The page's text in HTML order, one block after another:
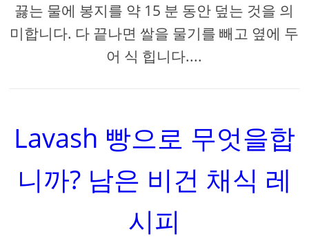
끓는 물에 봉지를 약 15 분 동안 덮는 것을 의
미합니다. 다 끝나면 쌀을 물기를 빼고 옆에 두
어 식 힙니다....
Lavash 빵으로 무엇을합
니까? 남은 비건 채식 레
시피